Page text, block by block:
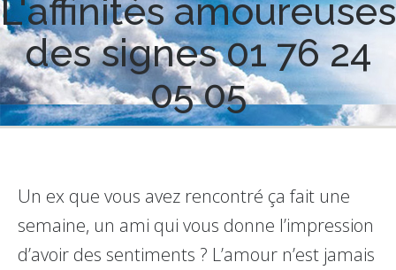
L'affinités amoureuses
des signes 01 76 24
05 05
Un ex que vous avez rencontré ça fait une
semaine, un ami qui vous donne l’impression
d’avoir des sentiments ? L’amour n’est jamais